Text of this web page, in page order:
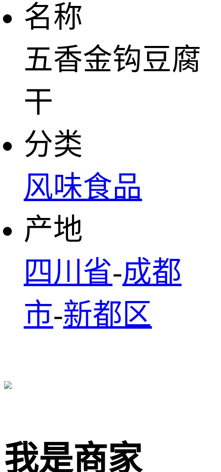
名称
五香金钩豆腐
干
分类
风味食品
产地
四川省-成都
市-新都区
我是商家